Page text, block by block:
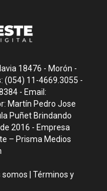
18476 - Morón -
(054) 11-4669.3055 -
- Email:
Martín Pedro Jose
Puñet Brindando
2016 - Empresa
– Prisma Medios
somos |Términos y